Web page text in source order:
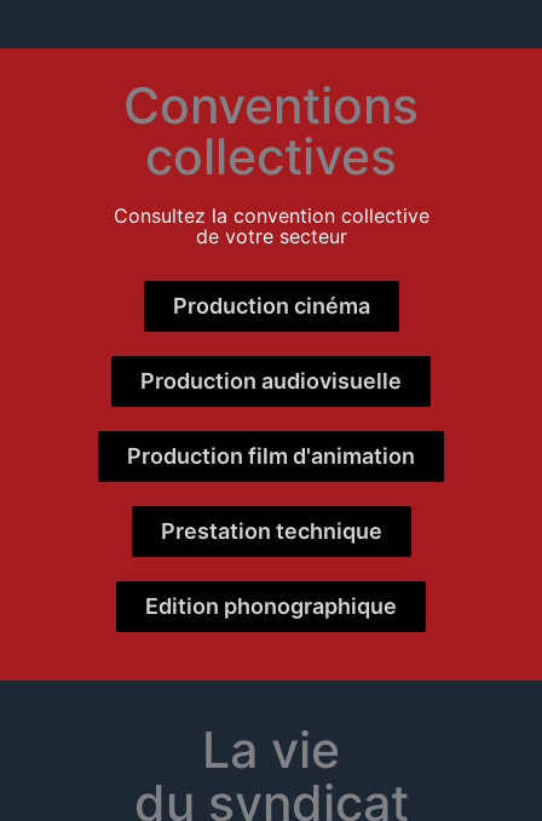
Conventions
collectives
Consultez la convention collective
de votre secteur
Production cinéma
Production audiovisuelle
Production film d'animation
Prestation technique
Edition phonographique
La vie
du syndicat